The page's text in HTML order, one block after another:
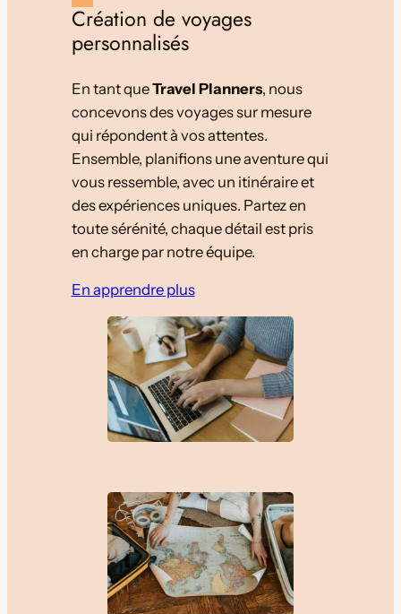
Création de voyages
personnalisés
En tant queTravel Planners, nous
concevons des voyages sur mesure
qui répondent à vos attentes.
Ensemble, planifions une aventure qui
vous ressemble, avec un itinéraire et
des expériences uniques. Partez en
toute sérénité, chaque détail est pris
en charge par notre équipe.
En apprendre plus